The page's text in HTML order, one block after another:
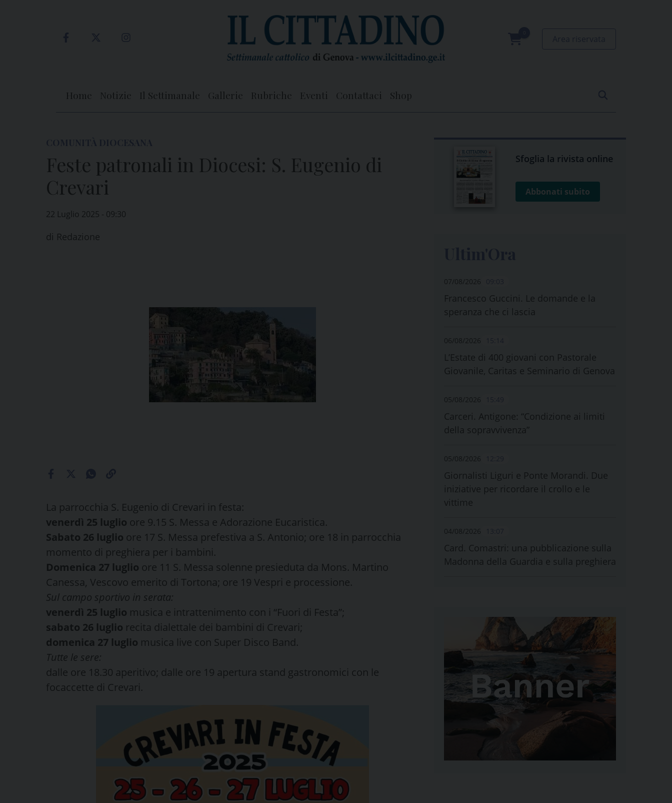
Home Notizie Il Settimanale Gallerie Rubriche Eventi Contattaci Shop
Feste patronali in Diocesi: S. Eugenio di
Crevari
22 Luglio 2025 - 09:30
di Redazione
La parrocchia S. Eugenio di Crevari in festa:
venerdì 25 luglio ore 9.15 S. Messa e Adorazione Eucaristica.
Sabato 26 luglio ore 17 S. Messa prefestiva a S. Antonio; ore 18 in parrocchia
momento di preghiera per i bambini.
Domenica 27 luglio ore 11 S. Messa solenne presieduta da Mons. Martino
Canessa, Vescovo emerito di Tortona; ore 19 Vespri e processione.
Sul campo sportivo in serata:
venerdì 25 luglio musica e intrattenimento con i “Fuori di Festa”;
sabato 26 luglio recita dialettale dei bambini di Crevari;
domenica 27 luglio musica live con Super Disco Band.
Tutte le sere:
dalle ore 18.30 aperitivo; dalle ore 19 apertura stand gastronomici con le
focaccette di Crevari.
Sfoglia la rivista online
Abbonati subito
07/08/2026
Francesco Guccini. Le domande e la
speranza che ci lascia
06/08/2026
L’Estate di 400 giovani con Pastorale
Giovanile, Caritas e Seminario di Genova
05/08/2026
Carceri. Antigone: “Condizione ai limiti
della sopravvivenza”
05/08/2026
Giornalisti Liguri e Ponte Morandi. Due
iniziative per ricordare il crollo e le
vittime
04/08/2026
Card. Comastri: una pubblicazione sulla
Madonna della Guardia e sulla preghiera